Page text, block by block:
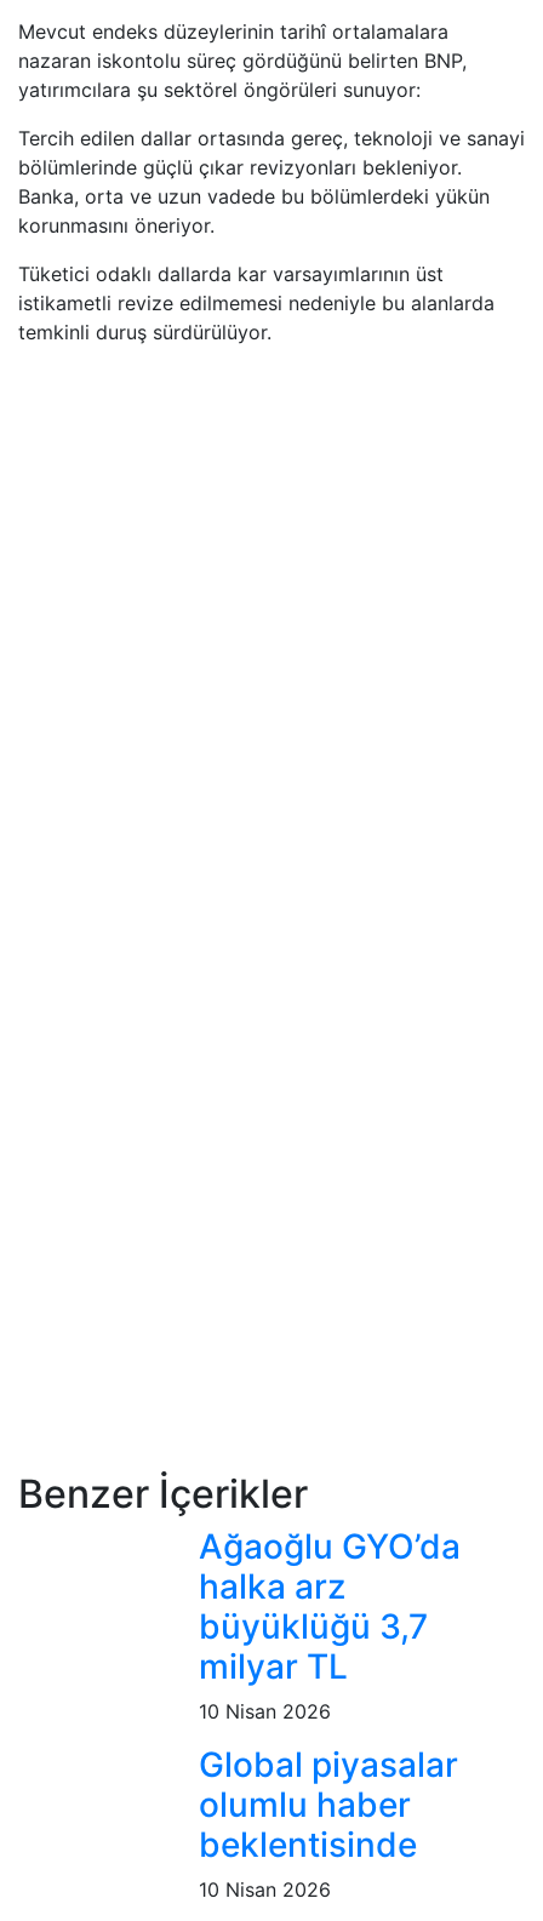
Mevcut endeks düzeylerinin tarihî ortalamalara
nazaran iskontolu süreç gördüğünü belirten BNP,
yatırımcılara şu sektörel öngörüleri sunuyor:
Tercih edilen dallar ortasında gereç, teknoloji ve sanayi
bölümlerinde güçlü çıkar revizyonları bekleniyor.
Banka, orta ve uzun vadede bu bölümlerdeki yükün
korunmasını öneriyor.
Tüketici odaklı dallarda kar varsayımlarının üst
istikametli revize edilmemesi nedeniyle bu alanlarda
temkinli duruş sürdürülüyor.
Benzer İçerikler
Ağaoğlu GYO’da
halka arz
büyüklüğü 3,7
milyar TL
10 Nisan 2026
Global piyasalar
olumlu haber
beklentisinde
10 Nisan 2026